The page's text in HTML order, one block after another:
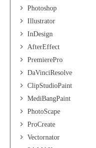
Photoshop
Illustrator
InDesign
AfterEffect
PremierePro
DaVinciResolve
ClipStudioPaint
MediBangPaint
PhotoScape
ProCreate
Vectornator